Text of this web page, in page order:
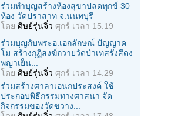
ร่วมทําบุญสร้างห้องสุขาปลดทุกข์ 30
ห้อง วัดปราสาท จ.นนทบุรี
โดย ศิษย์รุ่นจิ๋ว ศุกร์ เวลา 15:19
ร่วมบุญกับพระอ.เอกลักษณ์ ปัญญาค
โม สร้างกุฏิสงฆ์ถวายวัดป่าเทสรังสีดง
พญาเย็น...
โดย ศิษย์รุ่นจิ๋ว ศุกร์ เวลา 14:29
ร่วมสร้างศาลาเอนกประสงค์ ใช้
ประกอบพิธีกรรมทางศาสนา จัด
กิจกรรมของวัดขวาง...